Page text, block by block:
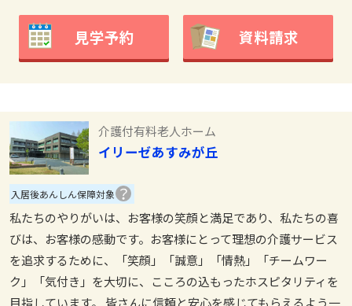
見学予約 資料請求
介護付有料老人ホーム
イリーゼあすみが丘
入居後あんしん保障対象
私たちのやりがいは、お客様の笑顔と満足であり、私たちの喜
びは、お客様の感動です。お客様にとって理想の介護サービス
を追求するために、「笑顔」「誠意」「情熱」「チームワー
ク」「気付き」を大切に、こころの込もったホスピタリティを
目指しています。 皆さんに信頼と安心を感じてもらえるよう一